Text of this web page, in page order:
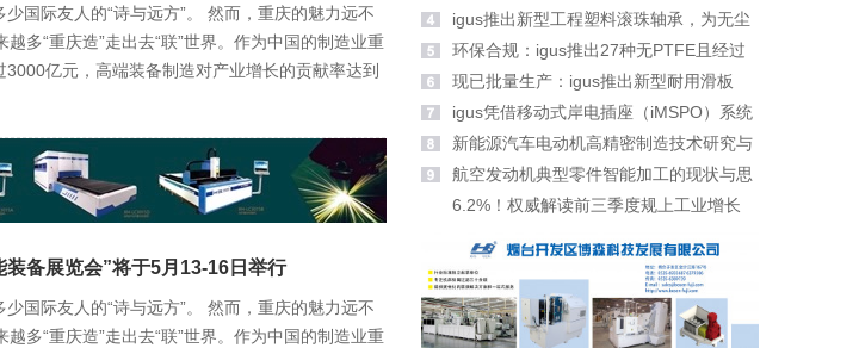
国际友人的“诗与远方”。 然而，重庆的魅力远不
多“重庆造”走出去“联”世界。作为中国的制造业重
亿元，高端装备制造对产业增长的贡献率达到
备展览会”将于5月13-16日举行
国际友人的“诗与远方”。 然而，重庆的魅力远不
多“重庆造”走出去“联”世界。作为中国的制造业重
大家拜年啦！
igus推出新型工程塑料滚珠轴承，为无尘
室带来更高安全性
环保合规：igus推出27种无PTFE且经过
PFAS检测的新材料
现已批量生产：igus推出新型耐用滑板
轮、滑轮及滚轮适配器
igus凭借移动式岸电插座（iMSPO）系统
荣获“年度海事创新者”奖
新能源汽车电动机高精密制造技术研究与
应用航空发动机典型零件智能加工的现状与思
6.2%！权威解读前三季度规上工业增长